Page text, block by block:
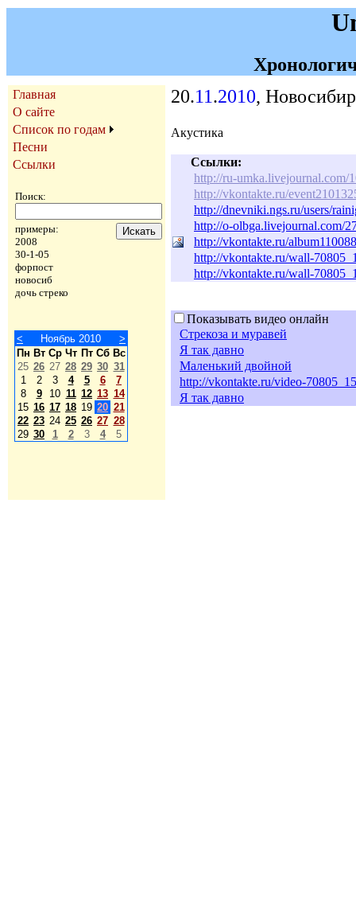
Главная
О сайте
Список по годам
Песни
Ссылки
Поиск:
примеры:
2008
30-1-05
форпост
новосиб
дочь стреко
< Ноябрь 2010
>
Пн Вт Ср Чт Пт Сб Вс
25 26 27 28 29 30 31
1
2 3 4 5 6
7
8
9 10 11 12 13 14
15 16 17 18 19 20 21
22 23 24 25 26 27 28
29 30 1 2 3 4 5
20.11.2010,
Акустика
Ссылки:
http://ru-umka.livejournal.com/
http://vkontakte.ru/
http://dnevniki.ngs.ru/users/
http://o-olbga.livejournal.com/
http://vkontakte.ru/
http://vkontakte.ru/wall-
http://vkontakte.ru/wall-
Показывать видео онлайн
Стрекоза и муравей
Я так давно
Маленький двойной
http://vkontakte.ru/video-
Я так давно